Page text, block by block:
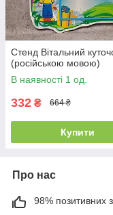
Стенд Вітальний
(російською мовою)
В наявності 1 од.
332 ₴ 664 ₴
Купити
Про нас
98% позитивних з